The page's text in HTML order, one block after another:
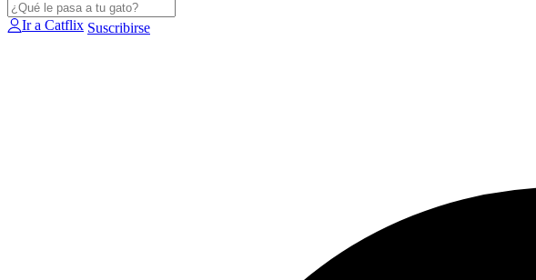
Ir a Catflix Suscribirse